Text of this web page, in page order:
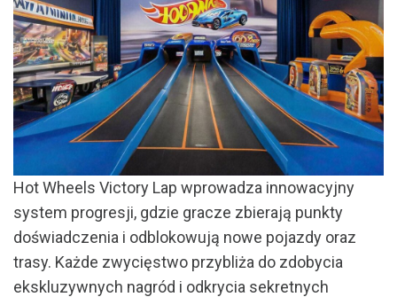
Hot Wheels Victory Lap wprowadza innowacyjny
system progresji, gdzie gracze zbierają punkty
doświadczenia i odblokowują nowe pojazdy oraz
trasy. Każde zwycięstwo przybliża do zdobycia
ekskluzywnych nagród i odkrycia sekretnych